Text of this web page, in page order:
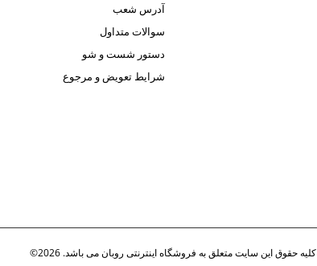
آدرس شعب
سوالات متداول
دستور شست و شو
شرایط تعویض و مرجوع
کلیه حقوق این سایت متعلق به فروشگاه اینترنتی روبان می باشد. 2026©